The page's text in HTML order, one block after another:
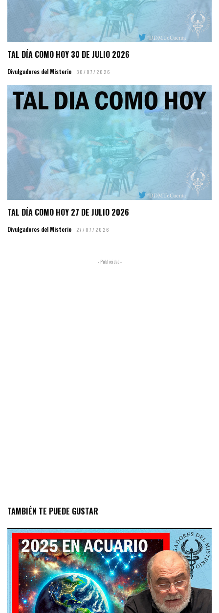
TAL DÍA COMO HOY 30 DE JULIO 2026
Divulgadores del Misterio 30/07/2026
TAL DÍA COMO HOY 27 DE JULIO 2026
Divulgadores del Misterio 27/07/2026
- Publicidad -
TAMBIÉN TE PUEDE GUSTAR